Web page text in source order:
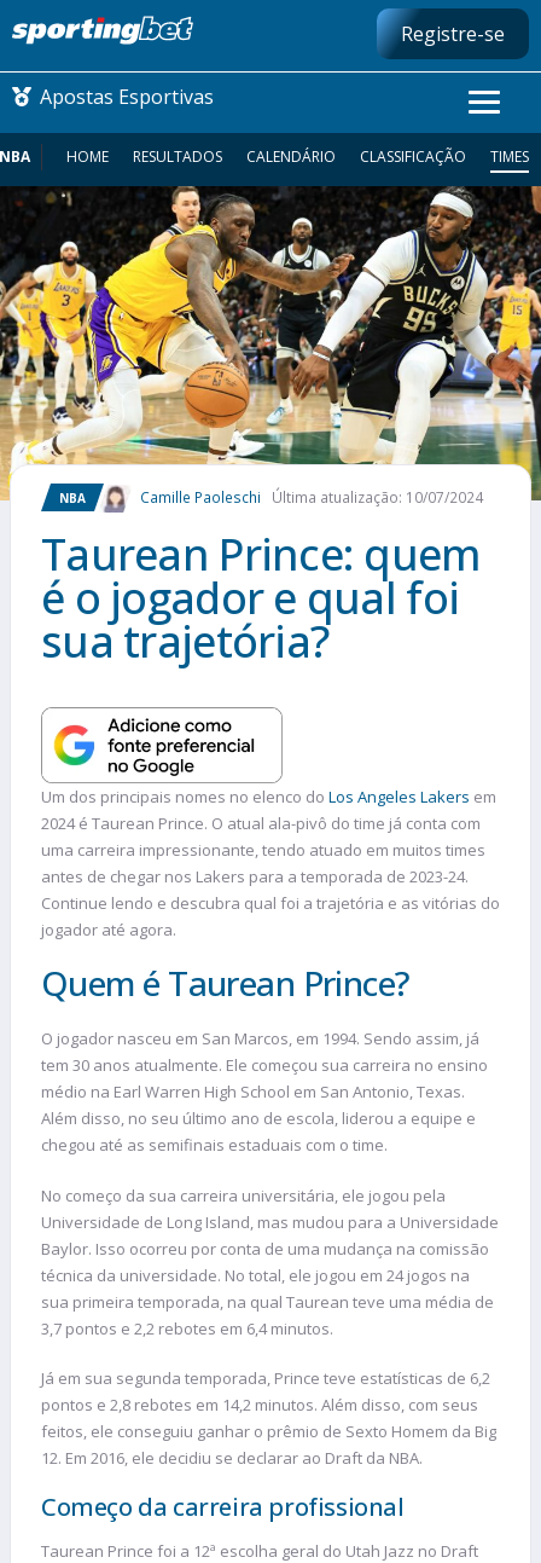
Registre-se
Apostas Esportivas
CONMEBOL LIBERTADORES
FUTEBOL NACIONAL
FUTEBOL INTERNACIONAL
COMO APOSTAR
MAIS ESPORTES
NBA HOME RESULTADOS CALENDÁRIO CLASSIFICAÇÃO TIMES
NBA Camille Paoleschi Última atualização: 10/07/2024
Taurean Prince: quem
é o jogador e qual foi
sua trajetória?
Um dos principais nomes no elenco do Los Angeles Lakers em
2024 é Taurean Prince. O atual ala-pivô do time já conta com
uma carreira impressionante, tendo atuado em muitos times
antes de chegar nos Lakers para a temporada de 2023-24.
Continue lendo e descubra qual foi a trajetória e as vitórias do
jogador até agora.
Quem é Taurean Prince?
O jogador nasceu em San Marcos, em 1994. Sendo assim, já
tem 30 anos atualmente. Ele começou sua carreira no ensino
médio na Earl Warren High School em San Antonio, Texas.
Além disso, no seu último ano de escola, liderou a equipe e
chegou até as semifinais estaduais com o time.
No começo da sua carreira universitária, ele jogou pela
Universidade de Long Island, mas mudou para a Universidade
Baylor. Isso ocorreu por conta de uma mudança na comissão
técnica da universidade. No total, ele jogou em 24 jogos na
sua primeira temporada, na qual Taurean teve uma média de
3,7 pontos e 2,2 rebotes em 6,4 minutos.
Já em sua segunda temporada, Prince teve estatísticas de 6,2
pontos e 2,8 rebotes em 14,2 minutos. Além disso, com seus
feitos, ele conseguiu ganhar o prêmio de Sexto Homem da Big
12. Em 2016, ele decidiu se declarar ao Draft da NBA.
Começo da carreira profissional
Taurean Prince foi a 12ª escolha geral do Utah Jazz no Draft